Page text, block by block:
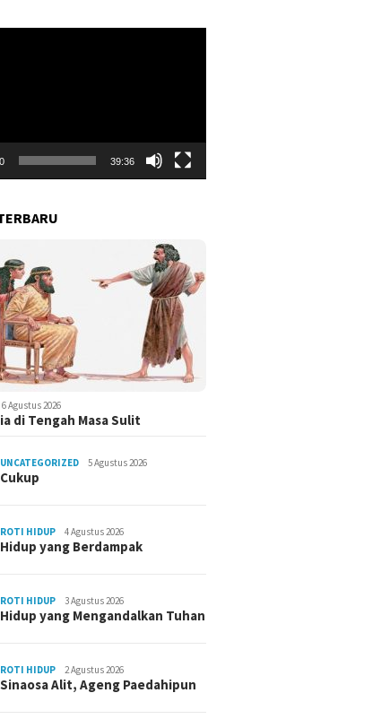
39:36
6 Agustus 2026
di Tengah Masa Sulit
UNCATEGORIZED 5 Agustus 2026
Cukup
ROTI HIDUP 4 Agustus 2026
Hidup yang Berdampak
ROTI HIDUP 3 Agustus 2026
Hidup yang Mengandalkan Tuhan
ROTI HIDUP 2 Agustus 2026
Sinaosa Alit, Ageng Paedahipun